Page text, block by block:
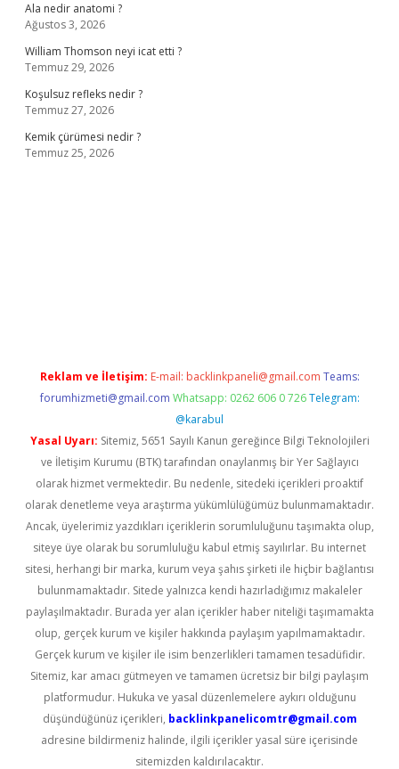
Ala nedir anatomi ?
Ağustos 3, 2026
William Thomson neyi icat etti ?
Temmuz 29, 2026
Koşulsuz refleks nedir ?
Temmuz 27, 2026
Kemik çürümesi nedir ?
Temmuz 25, 2026
Reklam ve İletişim: E-mail: backlinkpaneli@gmail.com Teams:
forumhizmeti@gmail.com Whatsapp: 0262 606 0 726 Telegram:
@karabul
Yasal Uyarı: Sitemiz, 5651 Sayılı Kanun gereğince Bilgi Teknolojileri
ve İletişim Kurumu (BTK) tarafından onaylanmış bir Yer Sağlayıcı
olarak hizmet vermektedir. Bu nedenle, sitedeki içerikleri proaktif
olarak denetleme veya araştırma yükümlülüğümüz bulunmamaktadır.
Ancak, üyelerimiz yazdıkları içeriklerin sorumluluğunu taşımakta olup,
siteye üye olarak bu sorumluluğu kabul etmiş sayılırlar. Bu internet
sitesi, herhangi bir marka, kurum veya şahıs şirketi ile hiçbir bağlantısı
bulunmamaktadır. Sitede yalnızca kendi hazırladığımız makaleler
paylaşılmaktadır. Burada yer alan içerikler haber niteliği taşımamakta
olup, gerçek kurum ve kişiler hakkında paylaşım yapılmamaktadır.
Gerçek kurum ve kişiler ile isim benzerlikleri tamamen tesadüfidir.
Sitemiz, kar amacı gütmeyen ve tamamen ücretsiz bir bilgi paylaşım
platformudur. Hukuka ve yasal düzenlemelere aykırı olduğunu
düşündüğünüz içerikleri, backlinkpanelicomtr@gmail.com
adresine bildirmeniz halinde, ilgili içerikler yasal süre içerisinde
sitemizden kaldırılacaktır.